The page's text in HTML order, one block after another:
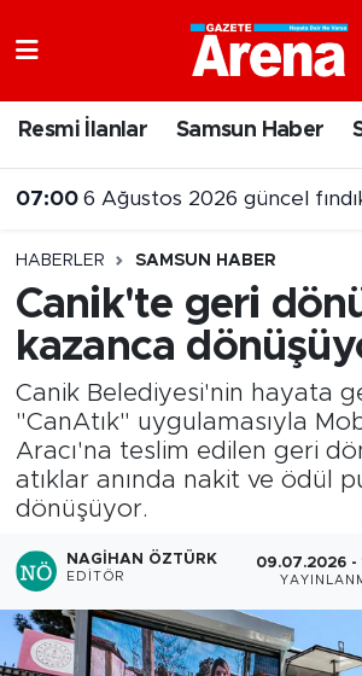
Resmi İlanlar Samsun Haber
HABERLER SAMSUN HABER
Canik'te geri
kazanca
Canik Belediyesi'nin hayata
"CanAtık" uygulamasıyla
Aracı'na teslim edilen geri
atıklar anında nakit ve ödül
dönüşüyor.
NAGIHAN ÖZTÜRK
EDITÖR
09.07.2026 -
Samsun Namaz Vakitleri
Süper Lig Puan Durumu ve
Tüm Manşetler
Son Dakika Haberleri
Haber Arşivi